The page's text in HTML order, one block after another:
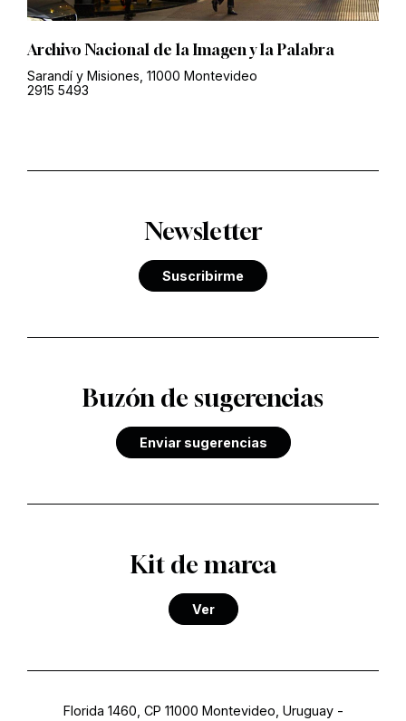
Archivo Nacional de la Imagen y la Palabra
Sarandí y Misiones, 11000 Montevideo
2915 5493
Newsletter
Suscribirme
Buzón de sugerencias
Enviar sugerencias
Kit de marca
Ver
Florida 1460, CP 11000 Montevideo, Uruguay-